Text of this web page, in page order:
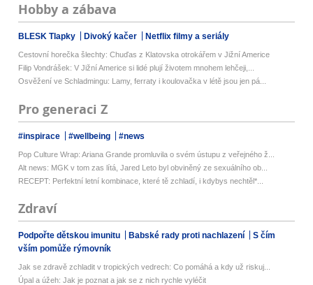
Hobby a zábava
BLESK Tlapky Divoký kačer Netflix filmy a seriály
Cestovní horečka šlechty: Chuďas z Klatovska otrokářem v Jižní Americe
Filip Vondrášek: V Jižní Americe si lidé plují životem mnohem lehčeji,...
Osvěžení ve Schladmingu: Lamy, ferraty i koulovačka v létě jsou jen pá...
Pro generaci Z
#inspirace #wellbeing #news
Pop Culture Wrap: Ariana Grande promluvila o svém ústupu z veřejného ž...
Alt news: MGK v tom zas lítá, Jared Leto byl obviněný ze sexuálního ob...
RECEPT: Perfektní letní kombinace, které tě zchladí, i kdybys nechtěl*...
Zdraví
Podpořte dětskou imunitu Babské rady proti nachlazení
S čím
vším pomůže rýmovník
Jak se zdravě zchladit v tropických vedrech: Co pomáhá a kdy už riskuj...
Úpal a úžeh: Jak je poznat a jak se z nich rychle vyléčit